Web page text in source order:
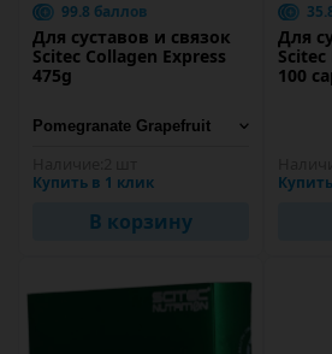
99.8 баллов
Для суставов и связок
Scitec Collagen Express
475g
Купить в 1 клик
В корзину
Для
100